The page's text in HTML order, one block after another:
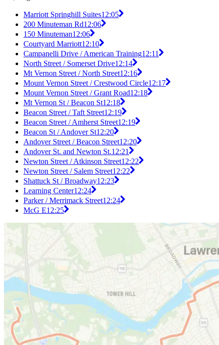
Marriott Springhill Suites12:05
200 Minuteman Rd12:06
150 Minuteman12:06
Courtyard Marriott12:10
Campanelli Drive / American Training12:11
North Street / Somerset Drive12:14
Mt Vernon Street / North Street12:16
Mount Vernon Street / Crestwood Circle12:17
Mount Vernon Street / Grant Road12:18
Mt Vernon St / Beacon St12:18
Beacon Street / Taft Street12:19
Beacon Street / Amherst Street12:19
Beacon St / Andover St12:20
Andover Street / Beacon Street12:20
Andover St. and Newton St.12:21
Newton Street / Atkinson Street12:22
Newton Street / Salem Street12:22
Shattuck St / Broadway12:23
Learning Center12:24
Parker / Merrimack Street12:24
McG E12:25